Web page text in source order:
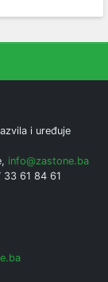
i uređuje
info@zastone.ba
33 61 84 61